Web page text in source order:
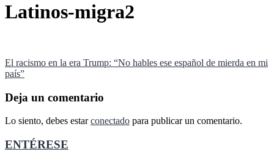
Latinos-migra2
Navegación
de
entradas
El racismo en la era Trump: “No hables ese español de mierda en mi
país”
Deja un comentario
Lo siento, debes estarconectado para publicar un comentario.
ENTÉRESE